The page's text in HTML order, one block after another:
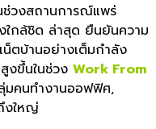
ช่วงสถานการณ์แพร่
ใกล้ชิด ล่าสุด ยืนยันความ
ตบ้านอย่างเต็มกำลัง
งขึ้นในช่วง Work From
คนทำงานออฟฟิศ,
งใหญ่